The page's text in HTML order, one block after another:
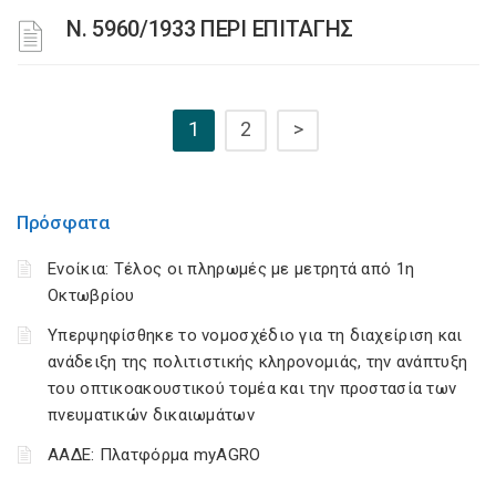
Ν. 5960/1933 ΠΕΡΙ ΕΠΙΤΑΓΗΣ
1 2 >
Πρόσφατα
Ενοίκια: Τέλος οι πληρωμές με μετρητά από 1η
Οκτωβρίου
Υπερψηφίσθηκε το νομοσχέδιο για τη διαχείριση και
ανάδειξη της πολιτιστικής κληρονομιάς, την ανάπτυξη
του οπτικοακουστικού τομέα και την προστασία των
πνευματικών δικαιωμάτων
ΑΑΔΕ: Πλατφόρμα myAGRO